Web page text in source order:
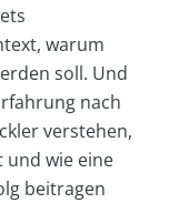
warum
soll. Und
nach
verstehen,
wie eine
beitragen